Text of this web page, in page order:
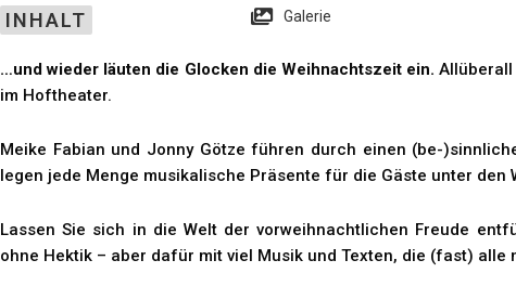
INHALT Galerie
…und wieder läuten die Glocken die Weihnachtszeit ein.
im Hoftheater.
Meike Fabian und Jonny Götze führen durch einen (be-
legen jede Menge musikalische Präsente für die Gäste unter den
Lassen Sie sich in die Welt der vorweihnachtlichen Freude
ohne Hektik – aber dafür mit viel Musik und Texten, die (fast) alle